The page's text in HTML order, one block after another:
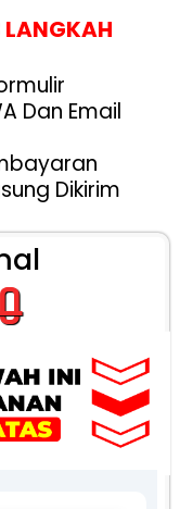
LANGKAH
Dan Email
Dikirim